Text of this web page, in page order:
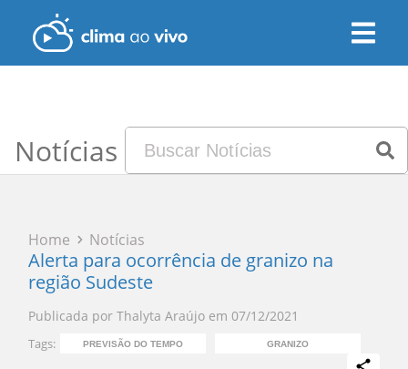
Notícias
Home Notícias
Alerta para ocorrência de granizo na
região Sudeste
Publicada por Thalyta Araújo em 07/12/2021
Tags: PREVISÃO DO TEMPO GRANIZO